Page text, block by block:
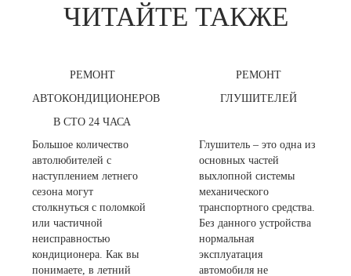
ЧИТАЙТЕ ТАКЖЕ
РЕМОНТ
АВТОКОНДИЦИОНЕРОВ
В СТО 24 ЧАСА
Большое количество
автолюбителей с
наступлением летнего
сезона могут
столкнуться с поломкой
или частичной
неисправностью
кондиционера. Как вы
понимаете, в летний
РЕМОНТ
ГЛУШИТЕЛЕЙ
Глушитель – это одна из
основных частей
выхлопной системы
механического
транспортного средства.
Без данного устройства
нормальная
эксплуатация
автомобиля не